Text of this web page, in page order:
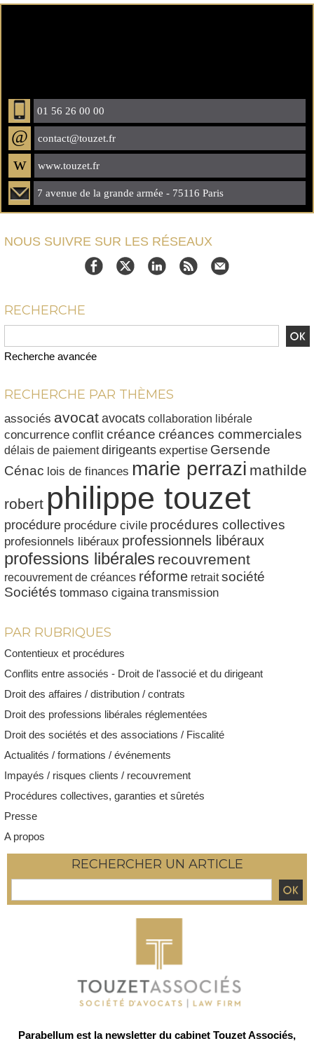
01 56 26 00 00
@ contact@touzet.fr
w www.touzet.fr
7 avenue de la grande armée - 75116 Paris
NOUS SUIVRE SUR LES RÉSEAUX
RECHERCHE
Recherche avancée
RECHERCHE PAR THÈMES
associés avocatavocats collaboration libérale
concurrence conflit créance créances commerciales
délais de paiement dirigeants expertise Gersende
Cénac lois de finances marie perrazi mathilde
robert philippe touzet
procédure procédure civile procédures collectives
profesionnels libéraux professionnels libéraux
professions libérales recouvrement
recouvrement de créances réforme retrait société
Sociétés tommaso cigaina transmission
PAR RUBRIQUES
Contentieux et procédures
Conflits entre associés - Droit de l'associé et du dirigeant
Droit des affaires / distribution / contrats
Droit des professions libérales réglementées
Droit des sociétés et des associations / Fiscalité
Actualités / formations / événements
Impayés / risques clients / recouvrement
Procédures collectives, garanties et sûretés
Presse
A propos
RECHERCHER UN ARTICLE
Parabellum est la newsletter du cabinet Touzet Associés,